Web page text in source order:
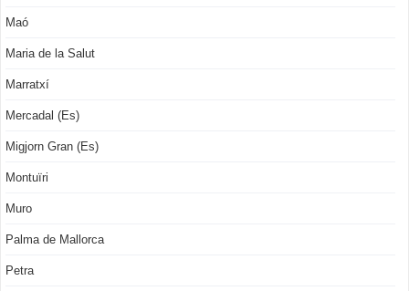
Maó
Maria de la Salut
Marratxí
Mercadal (Es)
Migjorn Gran (Es)
Montuïri
Muro
Palma de Mallorca
Petra